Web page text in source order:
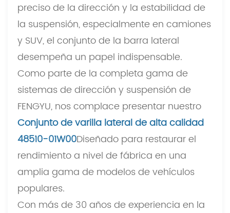
preciso de la dirección y la estabilidad de
la suspensión, especialmente en camiones
y SUV, el conjunto de la barra lateral
desempeña un papel indispensable.
Como parte de la completa gama de
sistemas de dirección y suspensión de
FENGYU, nos complace presentar nuestro
Conjunto de varilla lateral de alta calidad
48510-01W00Diseñado para restaurar el
rendimiento a nivel de fábrica en una
amplia gama de modelos de vehículos
populares.
Con más de 30 años de experiencia en la